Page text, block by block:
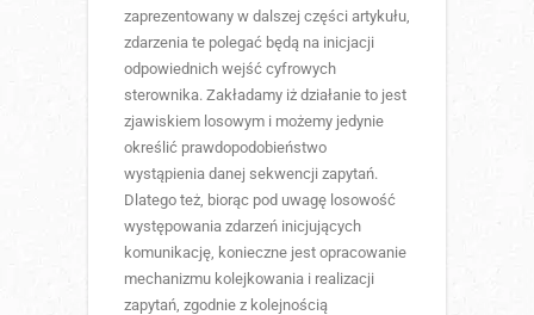
zaprezentowany w dalszej części artykułu,
zdarzenia te polegać będą na inicjacji
odpowiednich wejść cyfrowych
sterownika. Zakładamy iż działanie to jest
zjawiskiem losowym i możemy jedynie
określić prawdopodobieństwo
wystąpienia danej sekwencji zapytań.
Dlatego też, biorąc pod uwagę losowość
występowania zdarzeń inicjujących
komunikację, konieczne jest opracowanie
mechanizmu kolejkowania i realizacji
zapytań, zgodnie z kolejnością